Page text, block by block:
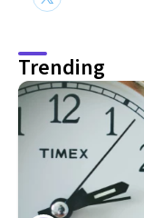
Trending